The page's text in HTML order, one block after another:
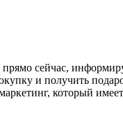
сейчас,
и получить
который